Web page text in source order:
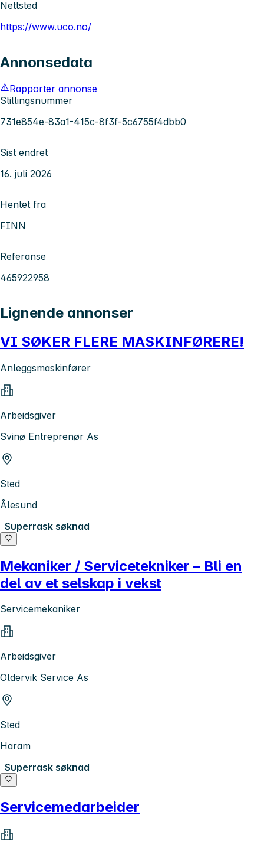
Nettsted
https://www.uco.no/
Annonsedata
Rapporter annonse
Stillingsnummer
731e854e-83a1-415c-8f3f-5c6755f4dbb0
Sist endret
16. juli 2026
Hentet fra
FINN
Referanse
465922958
Lignende annonser
VI SØKER FLERE MASKINFØRERE!
Anleggsmaskinfører
Arbeidsgiver
Svinø Entreprenør As
Sted
Ålesund
Superrask søknad
Mekaniker / Servicetekniker – Bli en
del av et selskap i vekst
Servicemekaniker
Arbeidsgiver
Oldervik Service As
Sted
Haram
Superrask søknad
Servicemedarbeider